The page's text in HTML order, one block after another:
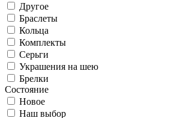
Другое
Браслеты
Кольца
Комплекты
Серьги
Украшения на шею
Брелки
Состояние
Новое
Наш выбор